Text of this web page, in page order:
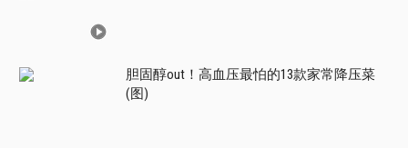
胆固醇out！高血压最怕的13款家常降压菜
(图)